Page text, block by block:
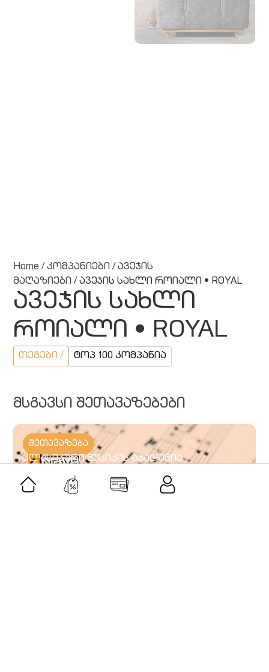
Home /კომპანიები /ავეჯის
მაღაზიები / ავეჯის სახლი როიალი • ROYAL
ავეჯის სახლი
როიალი • ROYAL
თეგები / ტოპ 100 კომპანია
მსგავსი შეთავაზებები
შეთავაზება
კლასიკური მუსიკის აკადემია